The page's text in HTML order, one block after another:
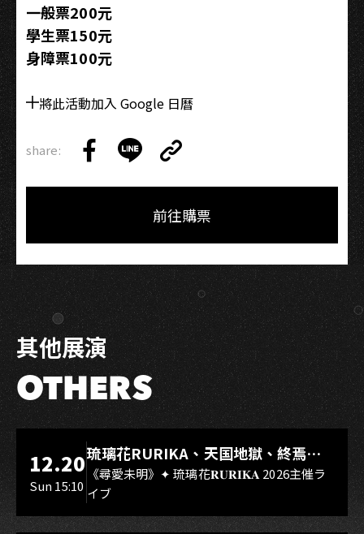
一般票200元
學生票150元
身障票100元
將此活動加入 Google 日曆
share:
on
on
Link
Copy
前往購票
其他展演
OTHERS
LIVE WAREHOUSE 小庫
12.20
Sun 15:10
琉璃花RURIKA、天国地獄、終焉
Rebirth、DUALIA、無我夢中、花奏
スマイル（O.A.）
《尋愛未明》✦ 琉璃花𝐑𝐔𝐑𝐈𝐊𝐀 2026主催ラ
イブ